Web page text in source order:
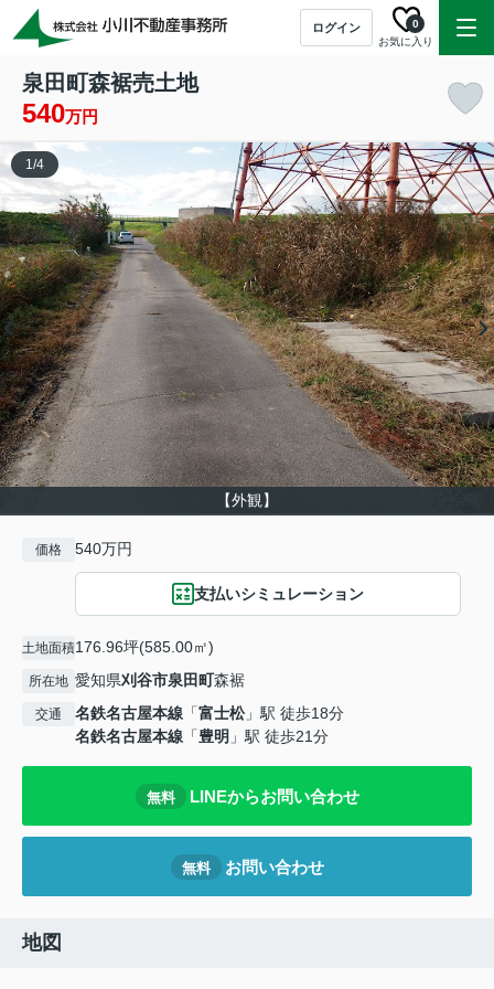
ログイン
お気に入り
0
泉田町森裾売土地
540万円
【外観】
1/4
価格 540万円
支払いシミュレーション
土地面積176.96坪(585.00㎡)
所在地 愛知県刈谷市泉田町森裾
交通 名鉄名古屋本線 「富士松」駅 徒歩18分
名鉄名古屋本線 「豊明 」駅 徒歩21分
無料 LINEからお問い合わせ
無料 お問い合わせ
地図